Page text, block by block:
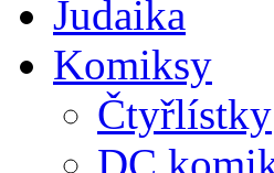
Judaika
Komiksy
Čtyřlístky
DC